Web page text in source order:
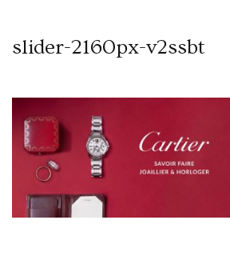
slider-2160px-v2ssbt